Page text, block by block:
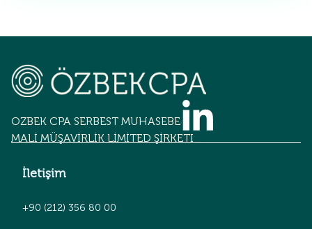
OZBEK CPA SERBEST MUHASEBECİLİK
MALİ MÜŞAVİRLİK LİMİTED ŞİRKETİ
İletişim
+90 (212) 356 80 00